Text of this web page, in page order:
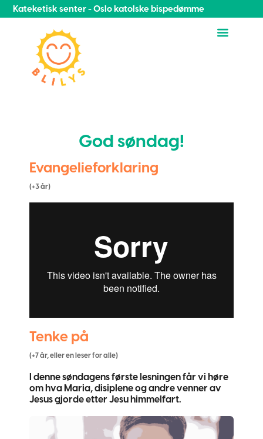
Kateketisk senter - Oslo katolske bispedømme
God søndag!
Evangelieforklaring
(+3 år)
Tenke på
(+7 år, eller en leser for alle)
I denne søndagens første lesningen får vi høre
om hva Maria, disiplene og andre venner av
Jesus gjorde etter Jesu himmelfart.